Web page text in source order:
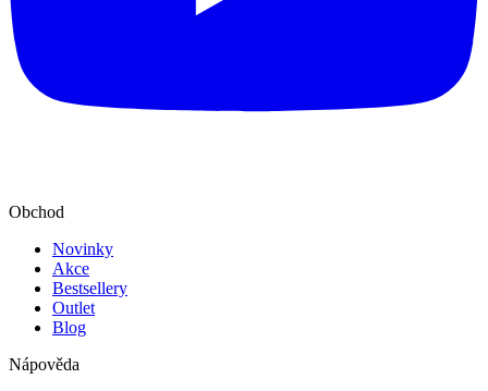
Obchod
Novinky
Akce
Bestsellery
Outlet
Blog
Nápověda